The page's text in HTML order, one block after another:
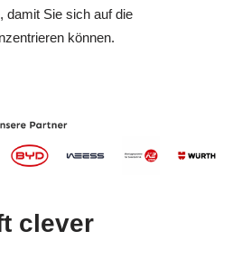
damit Sie sich auf die
können.
clever